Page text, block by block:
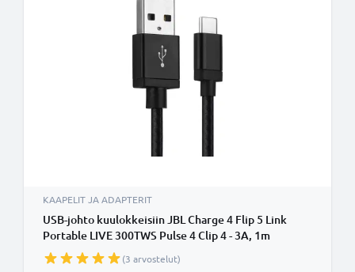
KAAPELIT JA ADAPTERIT
USB-johto kuulokkeisiin JBL Charge 4 Flip 5 Link
Portable LIVE 300TWS Pulse 4 Clip 4 - 3A, 1m
latausjohto. Musta Nylon USB-kaapeli
(3 arvostelut)